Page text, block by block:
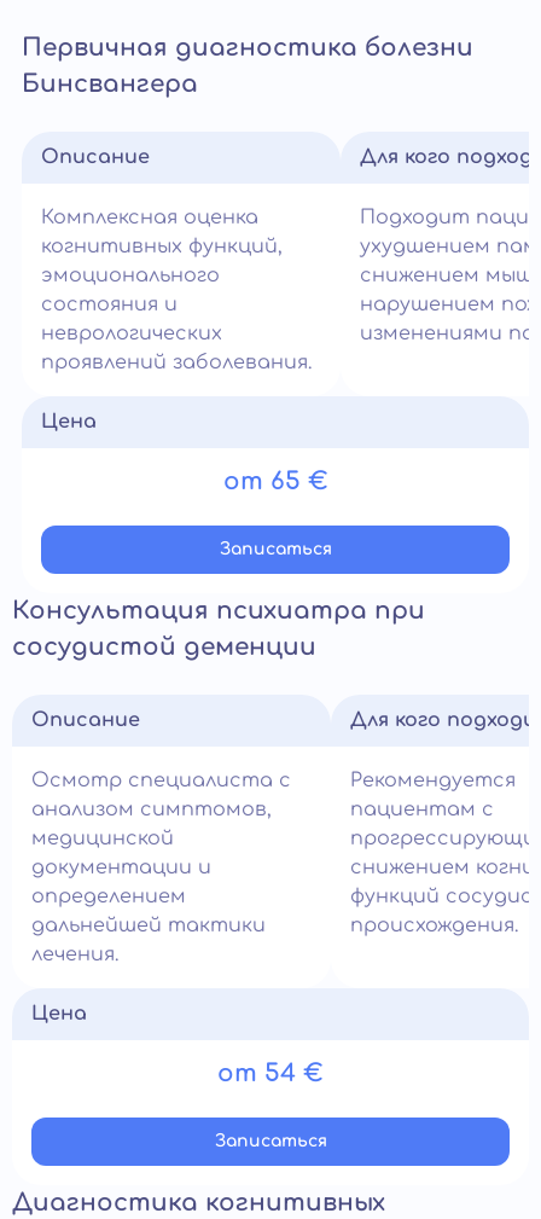
Первичная диагностика болезни
Бинсвангера
Описание
Комплексная оценка
когнитивных функций,
эмоционального
состояния и
неврологических
проявлений заболевания.
Для кого
Подходит
ухудшением
снижением
нарушением
изменениями
Цена
от 65 €
Записатьcя
Консультация психиатра при
сосудистой деменции
Описание
Осмотр специалиста с
анализом симптомов,
медицинской
документации и
определением
дальнейшей тактики
лечения.
Для кого
Рекомендуется
пациентам с
снижением
функций
происхождения.
Цена
от 54 €
Записатьcя
Диагностика когнитивных